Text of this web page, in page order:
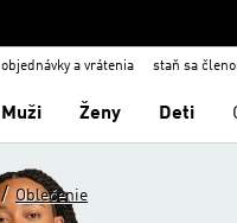
objednávky a vrátenia staň sa
Muži Ženy Deti
/ Oblečenie